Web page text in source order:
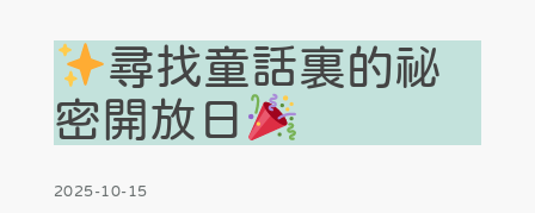
尋找童話裏的祕
密開放日
2025-10-15